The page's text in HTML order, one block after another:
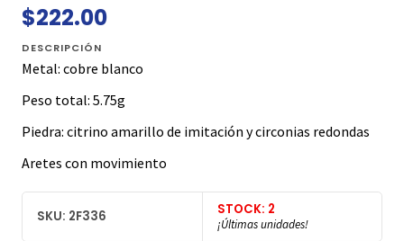
$222.00
DESCRIPCIÓN
Metal: cobre blanco
Peso total: 5.75g
Piedra: citrino amarillo de imitación y circonias redondas
Aretes con movimiento
SKU: 2F336 STOCK: 2
¡Últimas unidades!